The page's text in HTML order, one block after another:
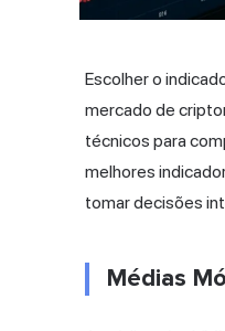
Escolher o
mercado de
técnicos para
melhores
tomar decisões
Médias